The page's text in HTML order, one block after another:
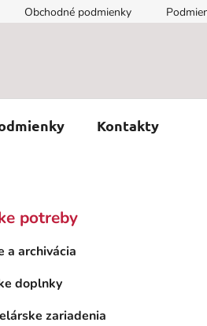
Obchodné podmienky
Kontakty
potreby
a archivácia
doplnky
zariadenia